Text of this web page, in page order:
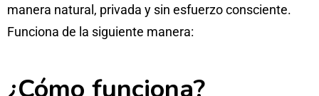
manera natural, privada y sin esfuerzo consciente.
Funciona de la siguiente manera: